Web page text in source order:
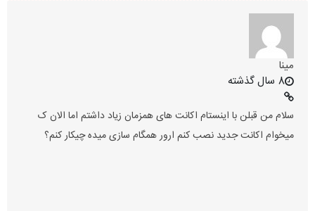
مینا
8 سال گذشته
سلام من قبلن با اینستام اکانت های همزمان زیاد داشتم اما الان ک
میخوام اکانت جدید نصب کنم ارور همگام سازی میده چیکار کنم؟